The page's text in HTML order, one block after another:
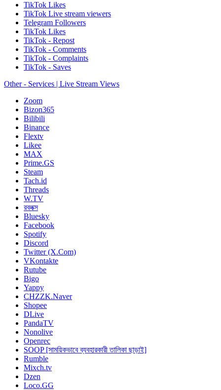
TikTok Likes
TikTok Live stream viewers
Telegram Followers
TikTok Likes
TikTok - Repost
TikTok - Comments
TikTok - Complaints
TikTok - Saves
Other - Services | Live Stream Views
Zoom
Bizon365
Bilibili
Binance
Flextv
Likee
MAX
Prime.GS
Steam
Tach.id
Threads
W.TV
রবলক্স
Bluesky
Facebook
Spotify
Discord
Twitter (X.Com)
VKontakte
Rutube
Bigo
Yappy
CHZZK.Naver
Shopee
DLive
PandaTV
Nonolive
Openrec
SOOP [সাময়িকভাবে ব্যবহারকারী তালিকা ছাড়াই]
Rumble
Mixch.tv
Dzen
Loco.GG